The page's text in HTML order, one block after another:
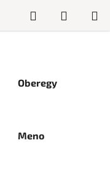
Hľadať
KOŠÍK
Oberegy
Meno